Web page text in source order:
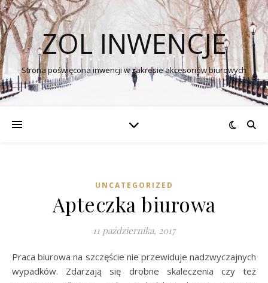
ZOL INWENCJE
Strona poświęcona inwencji w zakresie akcesoriów biurowych
UNCATEGORIZED
Apteczka biurowa
11 października, 2017
Praca biurowa na szczęście nie przewiduje nadzwyczajnych
wypadków. Zdarzają się drobne skaleczenia czy też